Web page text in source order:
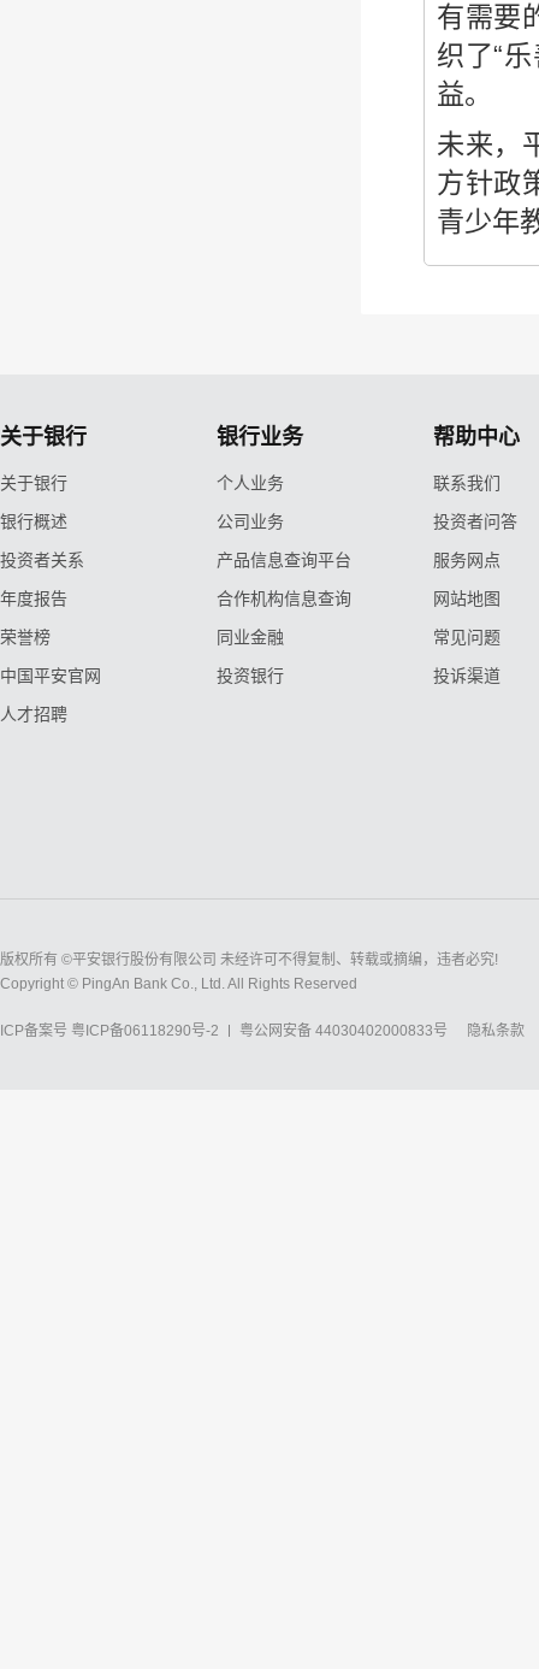
有需要
织了“
益。
未来，
方针政
青少年
关于银行
关于银行
银行概述
投资者关系
年度报告
荣誉榜
中国平安官网
人才招聘
银行业务
个人业务
公司业务
产品信息查询平台
合作机构信息查询
同业金融
投资银行
帮助中心
联系我们
投资者问答
服务网点
网站地图
常见问题
投诉渠道
版权所有 ©平安银行股份有限公司 未经许可不得复制、转载或摘编，违者必究!
Copyright © PingAn Bank Co., Ltd. All Rights Reserved
ICP备案号 粤ICP备06118290号-2 粤公网安备 44030402000833号 隐私条款